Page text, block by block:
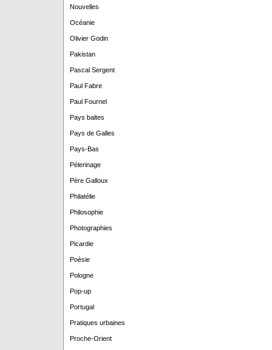
Nouvelles
Océanie
Olivier Godin
Pakistan
Pascal Sergent
Paul Fabre
Paul Fournel
Pays baltes
Pays de Galles
Pays-Bas
Pélerinage
Père Galloux
Philatélie
Philosophie
Photographies
Picardie
Poèsie
Pologne
Pop-up
Portugal
Pratiques urbaines
Proche-Orient